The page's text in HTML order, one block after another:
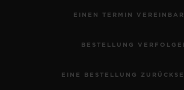
EINEN TERMIN
BESTELLUNG
EINE BESTELLUNG